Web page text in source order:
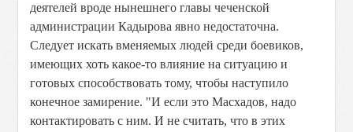
деятелей вроде нынешнего главы чеченской
администрации Кадырова явно недостаточна.
Следует искать вменяемых людей среди боевиков,
имеющих хоть какое-то влияние на ситуацию и
готовых способствовать тому, чтобы наступило
конечное замирение. "И если это Масхадов, надо
контактировать с ним. И не считать, что в этих